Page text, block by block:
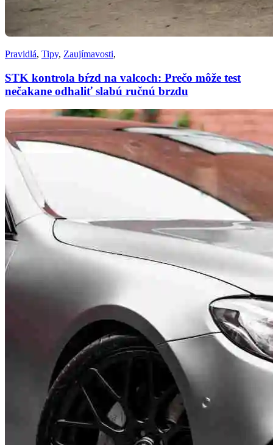
Pravidlá, Tipy, Zaujímavosti,
STK kontrola bŕzd na valcoch: Prečo môže test
nečakane odhaliť slabú ručnú brzdu